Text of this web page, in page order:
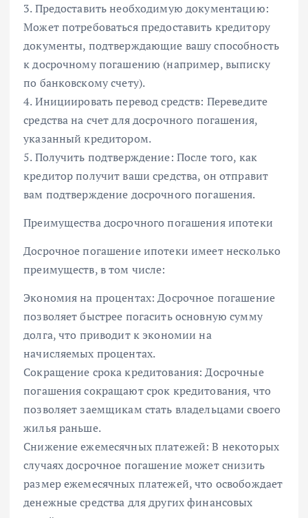
3. Предоставить необходимую документацию:
Может потребоваться предоставить кредитору
документы, подтверждающие вашу способность
к досрочному погашению (например, выписку
по банковскому счету).
4. Инициировать перевод средств: Переведите
средства на счет для досрочного погашения,
указанный кредитором.
5. Получить подтверждение: После того, как
кредитор получит ваши средства, он отправит
вам подтверждение досрочного погашения.
Преимущества досрочного погашения ипотеки
Досрочное погашение ипотеки имеет несколько
преимуществ, в том числе:
Экономия на процентах: Досрочное погашение
позволяет быстрее погасить основную сумму
долга, что приводит к экономии на
начисляемых процентах.
Сокращение срока кредитования: Досрочные
погашения сокращают срок кредитования, что
позволяет заемщикам стать владельцами своего
жилья раньше.
Снижение ежемесячных платежей: В некоторых
случаях досрочное погашение может снизить
размер ежемесячных платежей, что освобождает
денежные средства для других финансовых